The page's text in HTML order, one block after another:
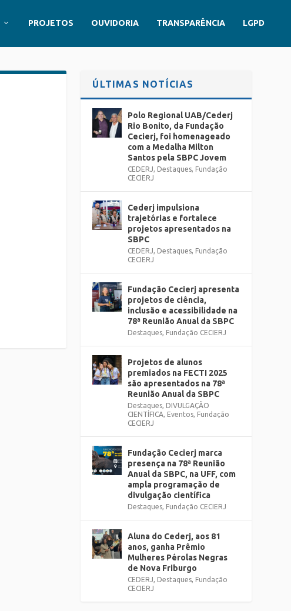
PROJETOS OUVIDORIA TRANSPARÊNCIA LGPD
ÚLTIMAS NOTÍCIAS
Polo Regional UAB/Cederj
Rio Bonito, da Fundação
Cecierj, foi homenageado
com a Medalha Milton
Santos pela SBPC Jovem
CEDERJ, Destaques, Fundação
CECIERJ
Cederj impulsiona
trajetórias e fortalece
projetos apresentados na
SBPC
CEDERJ, Destaques, Fundação
CECIERJ
Fundação Cecierj apresenta
projetos de ciência,
inclusão e acessibilidade na
78ª Reunião Anual da SBPC
Destaques, Fundação CECIERJ
Projetos de alunos
premiados na FECTI 2025
são apresentados na 78ª
Reunião Anual da SBPC
Destaques, DIVULGAÇÃO
CIENTÍFICA, Eventos, Fundação
CECIERJ
Fundação Cecierj marca
presença na 78ª Reunião
Anual da SBPC, na UFF, com
ampla programação de
divulgação científica
Destaques, Fundação CECIERJ
Aluna do Cederj, aos 81
anos, ganha Prêmio
Mulheres Pérolas Negras
de Nova Friburgo
CEDERJ, Destaques, Fundação
CECIERJ